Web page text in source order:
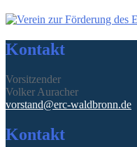
Kontakt
Vorsitzender
Volker Auracher
vorstand@erc-waldbronn.de
Kontakt